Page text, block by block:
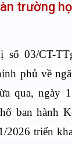
trường
số 03/CT-
phủ về
qua, ngày
ban hành
2026 triển